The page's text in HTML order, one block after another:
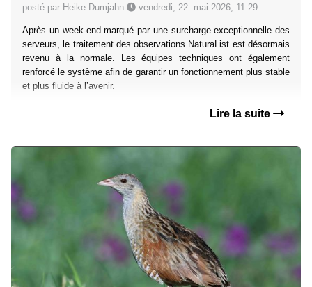
posté par Heike Dumjahn vendredi, 22. mai 2026, 11:29
Après un week-end marqué par une surcharge exceptionnelle des
serveurs, le traitement des observations NaturaList est désormais
revenu à la normale. Les équipes techniques ont également
renforcé le système afin de garantir un fonctionnement plus stable
et plus fluide à l’avenir.
Lire la suite